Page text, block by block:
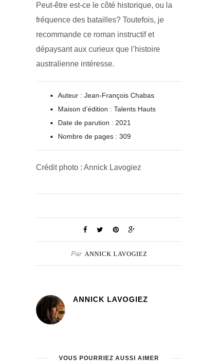
Peut-être est-ce le côté historique, ou la
fréquence des batailles? Toutefois, je
recommande ce roman instructif et
dépaysant aux curieux que l’histoire
australienne intéresse.
Auteur : Jean-François Chabas
Maison d’édition : Talents Hauts
Date de parution : 2021
Nombre de pages : 309
Crédit photo : Annick Lavogiez
Par ANNICK LAVOGIEZ
ANNICK LAVOGIEZ
VOUS POURRIEZ AUSSI AIMER